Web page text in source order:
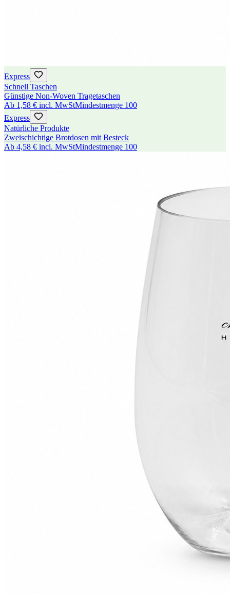
Express
Schnell Taschen
Günstige Non-Woven Tragetaschen
Ab 1,58 € incl. MwStMindestmenge 100
Express
Natürliche Produkte
Zweischichtige Brotdosen mit Besteck
Ab 4,58 € incl. MwStMindestmenge 100